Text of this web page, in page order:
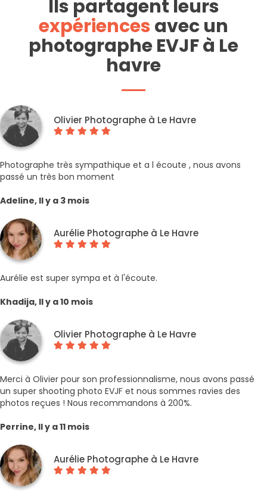
Ils partagent leurs
expériencesavec un
photographe EVJF à Le
havre
Olivier Photographe à Le Havre
Photographe très sympathique et a l écoute , nous avons
passé un très bon moment
Adeline, Il y a 3 mois
Aurélie Photographe à Le Havre
Aurélie est super sympa et à l'écoute.
Khadija, Il y a 10 mois
Olivier Photographe à Le Havre
Merci à Olivier pour son professionnalisme, nous avons passé
un super shooting photo EVJF et nous sommes ravies des
photos reçues ! Nous recommandons à 200%.
Perrine, Il y a 11 mois
Aurélie Photographe à Le Havre